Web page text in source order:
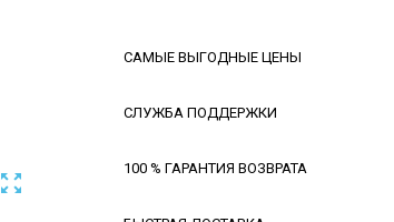

САМЫЕ ВЫГОДНЫЕ ЦЕНЫ
СЛУЖБА ПОДДЕРЖКИ
100 % ГАРАНТИЯ ВОЗВРАТА